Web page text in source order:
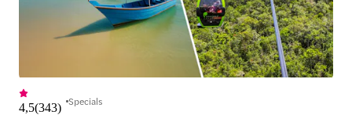
4,5(343) Specials